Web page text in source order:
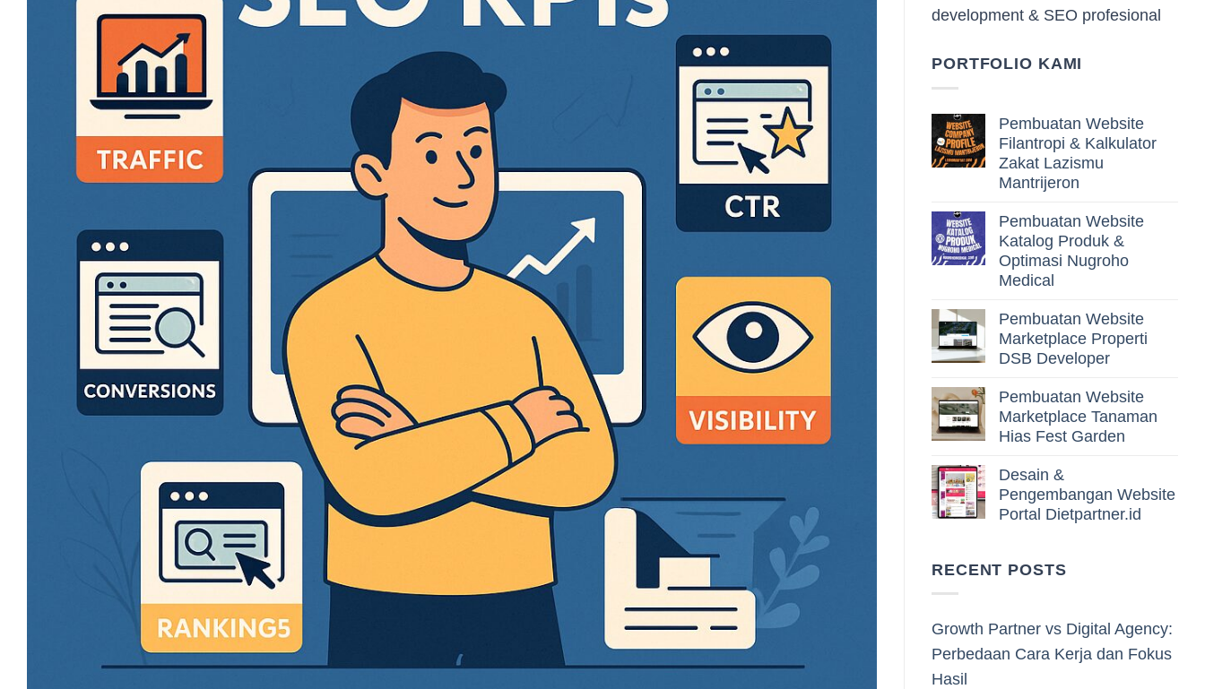
development & SEO profesional
PORTFOLIO KAMI
Pembuatan Website
Filantropi & Kalkulator
Zakat Lazismu
Mantrijeron
Pembuatan Website
Katalog Produk &
Optimasi Nugroho
Medical
Pembuatan Website
Marketplace Properti
DSB Developer
Pembuatan Website
Marketplace Tanaman
Hias Fest Garden
Desain &
Pengembangan Website
Portal Dietpartner.id
RECENT POSTS
Growth Partner vs Digital Agency:
Perbedaan Cara Kerja dan Fokus
Hasil